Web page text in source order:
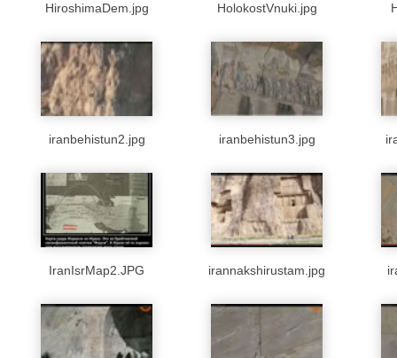
HiroshimaDem.jpg HolokostVnuki.jpg
iranbehistun2.jpg iranbehistun3.jpg
IranIsrMap2.JPG irannakshirustam.jpg